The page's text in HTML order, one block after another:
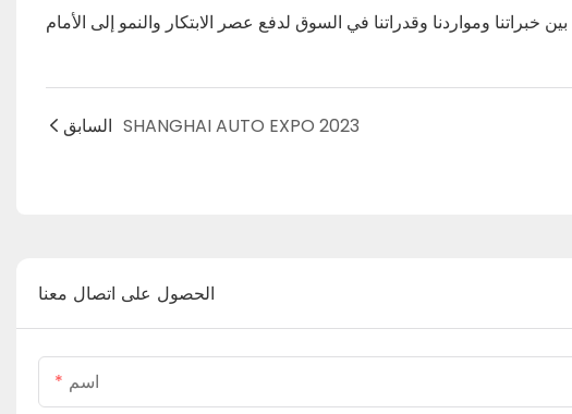
السابق SHANGHAI AUTO EXPO 2023
الحصول على اتصال معنا
اسم